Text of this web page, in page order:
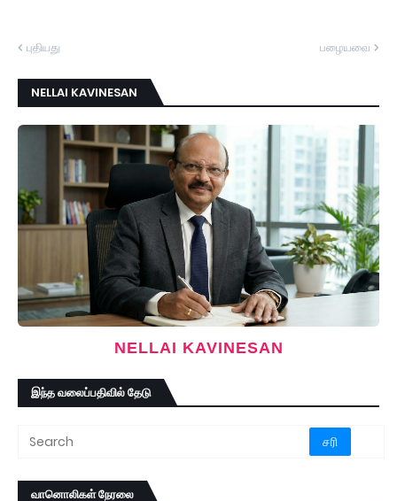
புதியது பழையவை
NELLAI KAVINESAN
NELLAI KAVINESAN
இந்த வலைப்பதிவில் தேடு
வானொலிகள் நேரலை